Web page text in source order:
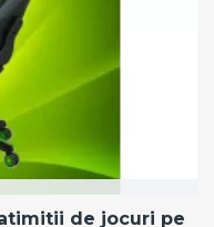
de jocuri pe